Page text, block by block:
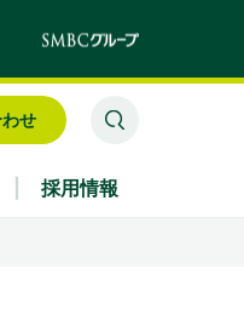
せ
採用情報